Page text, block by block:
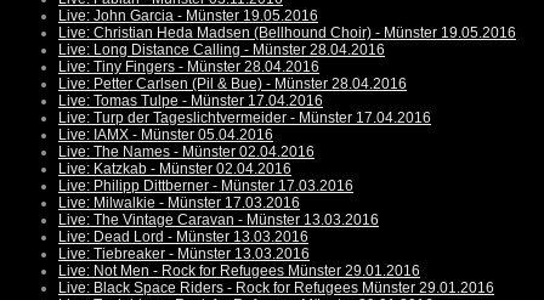
Live: John Garcia - Münster 19.05.2016
Live: Christian Heda Madsen (Bellhound Choir) - Münster 19.05.2016
Live: Long Distance Calling - Münster 28.04.2016
Live: Tiny Fingers - Münster 28.04.2016
Live: Petter Carlsen (Pil & Bue) - Münster 28.04.2016
Live: Tomas Tulpe - Münster 17.04.2016
Live: Turp der Tageslichtvermeider - Münster 17.04.2016
Live: IAMX - Münster 05.04.2016
Live: The Names - Münster 02.04.2016
Live: Katzkab - Münster 02.04.2016
Live: Philipp Dittberner - Münster 17.03.2016
Live: Milwalkie - Münster 17.03.2016
Live: The Vintage Caravan - Münster 13.03.2016
Live: Dead Lord - Münster 13.03.2016
Live: Tiebreaker - Münster 13.03.2016
Live: Not Men - Rock for Refugees Münster 29.01.2016
Live: Black Space Riders - Rock for Refugees Münster 29.01.2016